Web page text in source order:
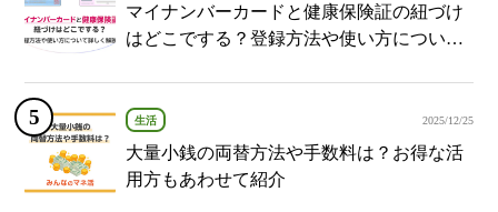
マイナンバーカードと健康保険証の紐づけ
はどこでする？登録方法や使い方について
生活 2025/12/25
大量小銭の両替方法や手数料は？お得な活
用方もあわせて紹介